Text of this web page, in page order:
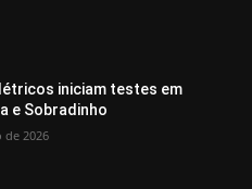
iniciam testes em
e Sobradinho
de 2026